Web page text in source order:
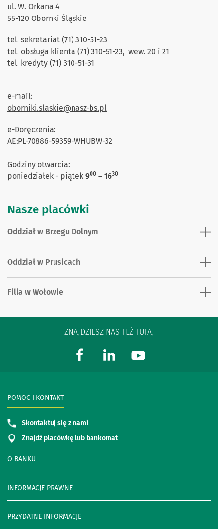
ul. W. Orkana 4
55-120 Obornki Śląskie
tel. sekretariat (71) 310-51-23
tel. obsługa klienta (71) 310-51-23, wew. 20 i 21
tel. kredyty (71) 310-51-31
e-mail:
oborniki.slaskie@nasz-bs.pl
e-Doręczenia:
AE:PL-70886-59359-WHUBW-32
Godziny otwarcia:
poniedziałek - piątek 900 – 1630
Nasze placówki
Oddział w Brzegu Dolnym
Oddział w Prusicach
Filia w Wołowie
ZNAJDZIESZ NAS TEŻ TUTAJ
O BANKU
INFORMACJE PRAWNE
PRZYDATNE INFORMACJE
POMOC I KONTAKT
Skontaktuj się z nami
Znajdź placówkę lub bankomat